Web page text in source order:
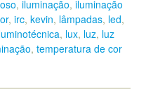
, iluminação, iluminação
, irc, kevin, lâmpadas, led,
luminotécnica, lux, luz, luz
, temperatura de cor